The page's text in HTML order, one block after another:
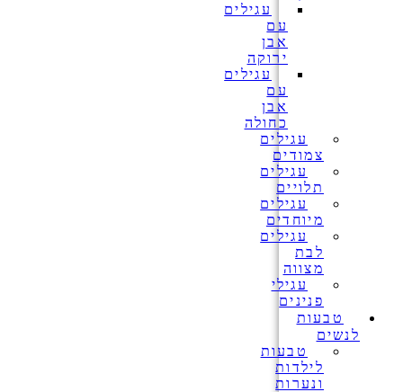
עגילים
עם
אבן
ירוקה
עגילים
עם
אבן
כחולה
עגילים
צמודים
עגילים
תלויים
עגילים
מיוחדים
עגילים
לבת
מצווה
עגילי
פנינים
טבעות
לנשים
טבעות
לילדות
ונערות